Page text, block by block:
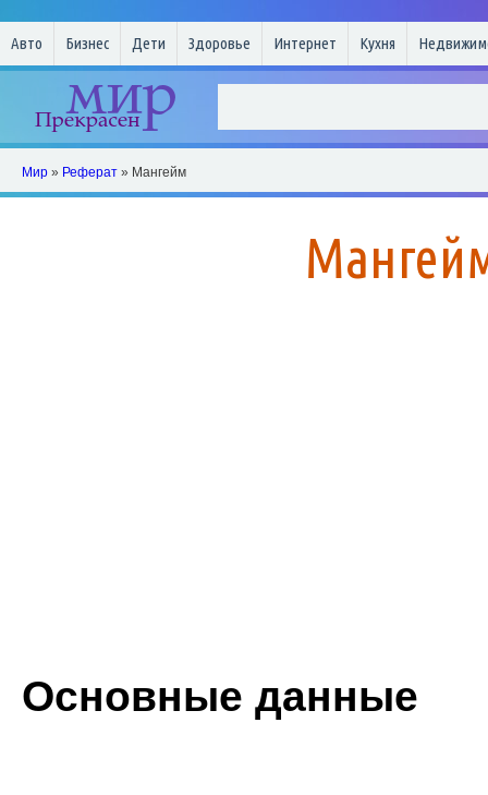
Авто Бизнес Дети Здоровье Интернет Кухня
Мир » Реферат » Мангейм
Основные данные